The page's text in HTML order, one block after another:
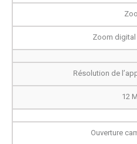
Zoom
Résolution de
12
Ouverture